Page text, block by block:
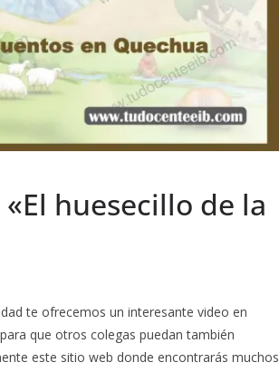
huesecillo de la
te ofrecemos un interesante video en
que otros colegas puedan también
este sitio web donde encontrarás muchos